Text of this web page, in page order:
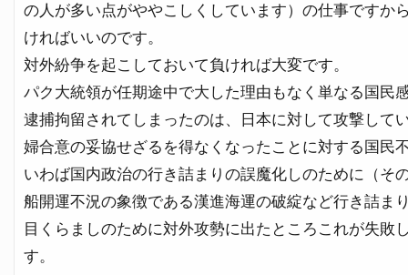
の人が多い点がややこしくしています）の仕事ですか
ければいいのです。
対外紛争を起こしておいて負ければ大変です。
パク大統領が任期途中で大した理由もなく単なる国
逮捕拘留されてしまったのは、日本に対して攻撃して
婦合意の妥協せざるを得なくなったことに対する国民
いわば国内政治の行き詰まりの誤魔化しのために（そ
船開運不況の象徴である漢進海運の破綻など行き詰ま
目くらましのために対外攻勢に出たところこれが失敗
す。